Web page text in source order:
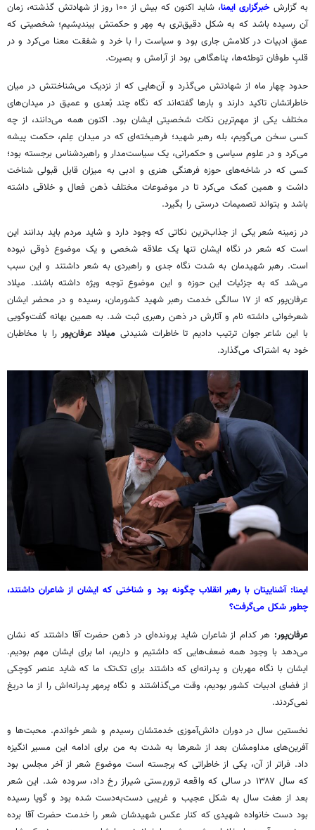
به گزارشخبرگزاری ایمنا
، شاید اکنون که بیش از ۱۰۰ روز از شهادتش گذشته، زمان
آن رسیده باشد که به شکل دقیق‌تری به مِهر و حکمتش بیندیشیم؛ شخصیتی که
عمقِ ادبیات در کلامش جاری بود و سیاست را با خرد و شفقت معنا می‌کرد و در
قلبِ طوفان توطئه‌ها، پناهگاهی بود از آرامش و بصیرت.
حدود چهار ماه از شهادتش می‌گذرد و آن‌هایی که از نزدیک می‌شناختنش در میان
خاطراتشان تاکید دارند و بارها گفته‌اند که نگاه چند بُعدی و عمیق در میدان‌های
مختلف یکی از مهم‌ترین نکات شخصیتی ایشان بود. اکنون همه می‌دانند، از چه
کسی سخن می‌گویم، بله رهبر شهید؛ فرهیخته‌ای که در میدان عِلم، حکمت پیشه
می‌کرد و در علوم سیاسی و حکمرانی، یک سیاست‌مدار و راهبردشناس برجسته بود؛
کسی که در شاخه‌های حوزه فرهنگی هنری و ادبی به میزان قابل قبولی شناخت
داشت و همین کمک می‌کرد تا در موضوعات مختلف ذهن فعال و خلاقی داشته
باشد و بتواند تصمیمات درستی را بگیرد.
در زمینه شعر یکی از جذاب‌ترین نکاتی که وجود دارد و شاید مردم باید بدانند این
است که شعر در نگاه ایشان تنها یک علاقه شخصی و یک موضوع ذوقی نبوده
است. رهبر شهیدمان به شدت نگاه جدی و راهبردی به شعر داشتند و این سبب
می‌شد که به جزئیات این حوزه و این موضوع توجه ویژه داشته باشند. میلاد
عرفان‌پور که از ۱۷ سالگی خدمت رهبر شهید کشورمان، رسیده و در محضر ایشان
شعرخوانی داشته نام و آثارش در ذهن رهبری ثبت شد. به همین بهانه گفت‌وگویی
با این شاعر جوان ترتیب دادیم تا خاطرات شنیدنی میلاد عرفان‌پوررا با مخاطبان
خود به اشتراک می‌گذارد.
ایمنا: آشناییتان با رهبر انقلاب چگونه بود و شناختی که ایشان از شاعران داشتند،
چطور شکل می‌گرفت؟
عرفان‌پور: هر کدام از شاعران شاید پرونده‌ای در ذهن حضرت آقا داشتند که نشان
می‌دهد با وجود همه ضعف‌هایی که داشتیم و داریم، اما برای ایشان مهم بودیم.
ایشان با نگاه مهربان و پدرانه‌ای که داشتند برای تک‌تک ما که شاید عنصر کوچکی
از فضای ادبیات کشور بودیم، وقت می‌گذاشتند و نگاه پرمهر پدرانه‌اش را از ما دریغ
نمی‌کردند.
نخستین سال در دوران دانش‌آموزی خدمتشان رسیدم و شعر خواندم. محبت‌ها و
آفرین‌های مداومشان بعد از شعرها به شدت به من برای ادامه این مسیر انگیزه
داد. فراتر از آن، یکی از خاطراتی که برجسته است موضوع شعر از آخر مجلس بود
که سال ۱۳۸۷ در سالی که واقعه تروریستی شیراز رخ داد، سروده شد. این شعر
بعد از هفت سال به شکل عجیب و غریبی دست‌به‌دست شده بود و گویا رسیده
بود دست خانواده شهیدی که کنار عکس شهیدشان شعر را خدمت حضرت آقا برده